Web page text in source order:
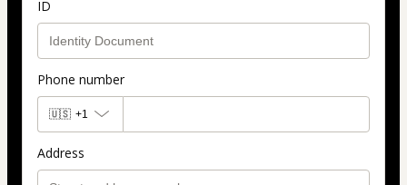
ID
Phone number
🇺🇸 +1
Address